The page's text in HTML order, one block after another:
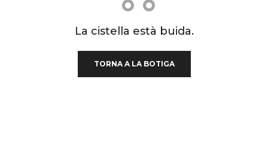
La cistella està buida.
TORNA A LA BOTIGA